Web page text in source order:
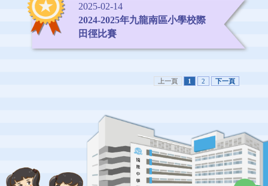
2025-02-14
2024-2025年九龍南區小學校際
田徑比賽
上一頁 1 2 下一頁